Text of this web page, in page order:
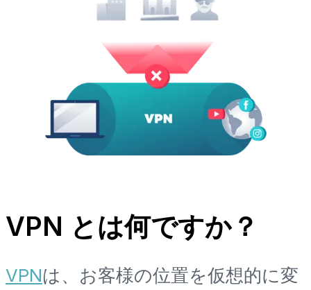
VPN とは何ですか？
VPNは、お客様の位置を仮想的に変